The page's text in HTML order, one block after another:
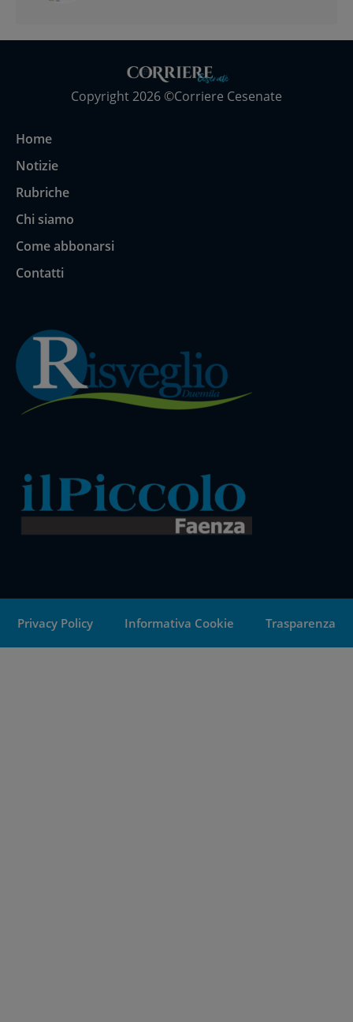
Copyright 2026 ©Corriere Cesenate
Home
Notizie
Rubriche
Chi siamo
Come abbonarsi
Contatti
Privacy Policy Informativa Cookie Trasparenza